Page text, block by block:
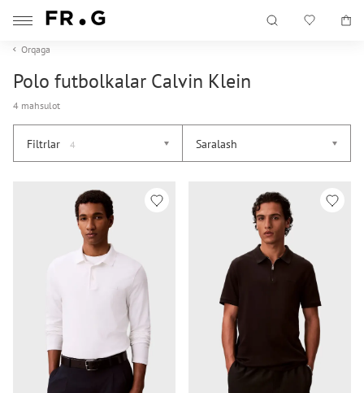
Orqaga
Polo futbolkalar Calvin Klein
4 mahsulot
Filtrlar 4 Saralash